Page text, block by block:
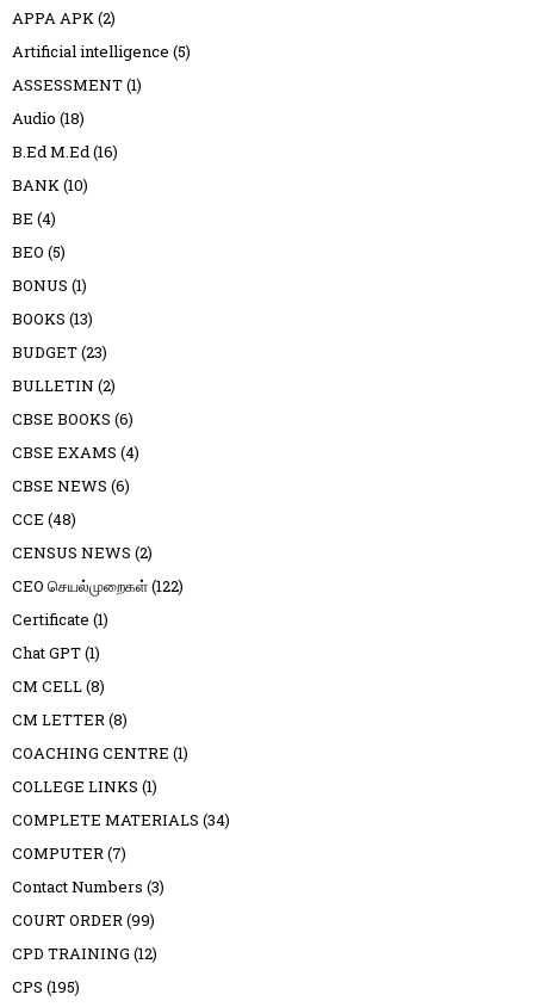
APPA APK(2)
Artificial intelligence (5)
ASSESSMENT(1)
Audio (18)
B.Ed M.Ed(16)
BANK(10)
BE (4)
BEO (5)
BONUS (1)
BOOKS (13)
BUDGET(23)
BULLETIN (2)
CBSE BOOKS (6)
CBSE EXAMS (4)
CBSE NEWS (6)
CCE (48)
CENSUS NEWS (2)
CEO செயல்முறைகள்(122)
Certificate (1)
Chat GPT(1)
CM CELL(8)
CM LETTER(8)
COACHING CENTRE (1)
COLLEGE LINKS (1)
COMPLETE MATERIALS (34)
COMPUTER(7)
Contact Numbers (3)
COURT ORDER(99)
CPD TRAINING (12)
CPS (195)